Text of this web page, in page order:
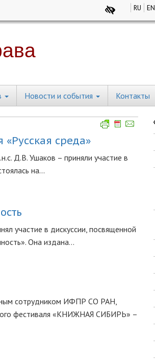
RU EN
Новости и события Контакты
«Русская среда»
Д.В. Ушаков – приняли участие в
на...
участие в дискуссии, посвященной
Она издана...
сотрудником ИФПР СО РАН,
фестиваля «КНИЖНАЯ СИБИРЬ» –